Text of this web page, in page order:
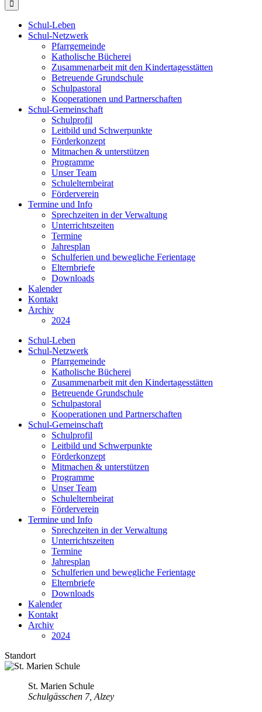
Schul-Leben
Schul-Netzwerk
Pfarrgemeinde
Katholische Bücherei
Zusammenarbeit mit den Kindertagesstätten
Betreuende Grundschule
Schulpastoral
Kooperationen und Partnerschaften
Schul-Gemeinschaft
Schulprofil
Leitbild und Schwerpunkte
Förderkonzept
Mitmachen & unterstützen
Programme
Unser Team
Schulelternbeirat
Förderverein
Termine und Info
Sprechzeiten in der Verwaltung
Unterrichtszeiten
Termine
Jahresplan
Schulferien und bewegliche Ferientage
Elternbriefe
Downloads
Kalender
Kontakt
Archiv
2024
Schul-Leben
Schul-Netzwerk
Pfarrgemeinde
Katholische Bücherei
Zusammenarbeit mit den Kindertagesstätten
Betreuende Grundschule
Schulpastoral
Kooperationen und Partnerschaften
Schul-Gemeinschaft
Schulprofil
Leitbild und Schwerpunkte
Förderkonzept
Mitmachen & unterstützen
Programme
Unser Team
Schulelternbeirat
Förderverein
Termine und Info
Sprechzeiten in der Verwaltung
Unterrichtszeiten
Termine
Jahresplan
Schulferien und bewegliche Ferientage
Elternbriefe
Downloads
Kalender
Kontakt
Archiv
2024
Standort
St. Marien Schule
Schulgässchen 7, Alzey